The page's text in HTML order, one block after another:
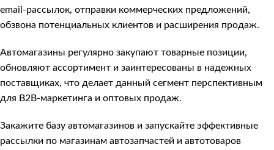
email-рассылок, отправки коммерческих предложений,
обзвона потенциальных клиентов и расширения продаж.
Автомагазины регулярно закупают товарные позиции,
обновляют ассортимент и заинтересованы в надежных
поставщиках, что делает данный сегмент перспективным
для B2B-маркетинга и оптовых продаж.
Закажите базу автомагазинов и запускайте эффективные
рассылки по магазинам автозапчастей и автотоваров